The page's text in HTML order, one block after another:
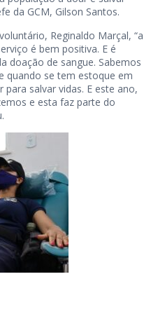
da GCM, Gilson Santos.
Reginaldo Marçal, “a
é bem positiva. E é
doação de sangue. Sabemos
quando se tem estoque em
salvar vidas. E este ano,
e esta faz parte do